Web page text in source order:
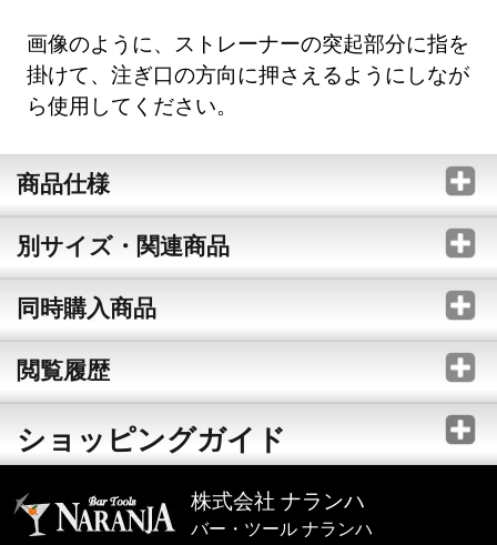
画像のように、ストレーナーの突起部分に指を
掛けて、注ぎ口の方向に押さえるようにしなが
ら使用してください。
商品仕様
別サイズ・関連商品
同時購入商品
閲覧履歴
ショッピングガイド
株式会社 ナランハ
バー・ツール ナランハ